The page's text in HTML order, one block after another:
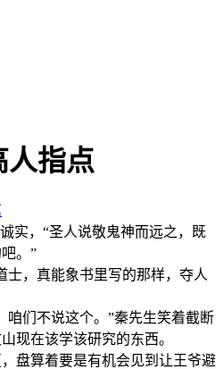
人指点
实，“圣人说敬鬼神而远之，既
。”
士，真能象书里写的那样，夺人
咱们不说这个。”秦先生笑着截断
现在该学该研究的东西。
盘算着要是有机会见到让王爷避